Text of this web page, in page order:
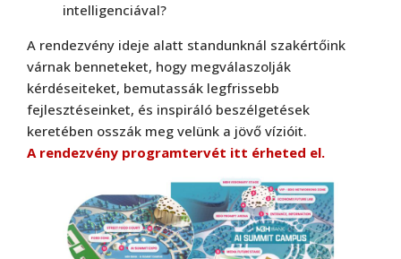
intelligenciával?
A rendezvény ideje alatt standunknál szakértőink
várnak benneteket, hogy megválaszolják
kérdéseiteket, bemutassák legfrissebb
fejlesztéseinket, és inspiráló beszélgetések
keretében osszák meg velünk a jövő vízióit.
A rendezvény programtervét itt érheted el.